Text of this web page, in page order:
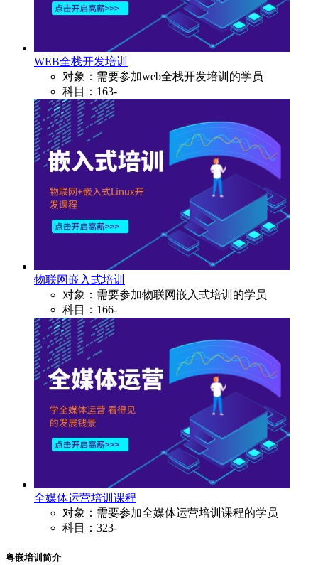
WEB全栈开发培训
对象：需要参加web全栈开发培训的学员
科目：163-
物联网嵌入式培训
对象：需要参加物联网嵌入式培训的学员
科目：166-
全媒体运营培训课程
对象：需要参加全媒体运营培训课程的学员
科目：323-
粤嵌培训简介